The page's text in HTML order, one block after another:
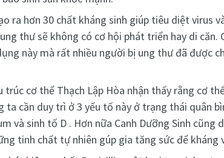
ra hơn 30 chất kháng sinh giúp tiêu diệt virus
thư sẽ không có cơ hội phát triển hay di
này mà rất nhiều người bị ung thư đã được
cơ thể Thạch Lập Hòa nhận thấy rằng cơ
cần duy trì ở 3 yếu tố này ở trạng thái quân
và sinh tố D . Hơn nữa Canh Dưỡng Sinh
tinh chất tự nhiên gúp gia tăng sức để kháng